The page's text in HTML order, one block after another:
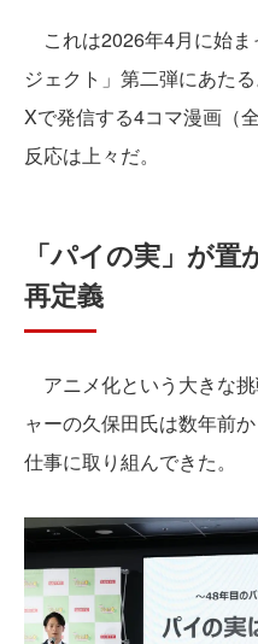
これは2026年4月に始ま
ジェクト」第二弾にあた
Xで発信する4コマ漫画（
反応は上々だ。
「パイの実」が
再定義
アニメ化という大きな
ャーの久保田氏は数年前
仕事に取り組んできた。